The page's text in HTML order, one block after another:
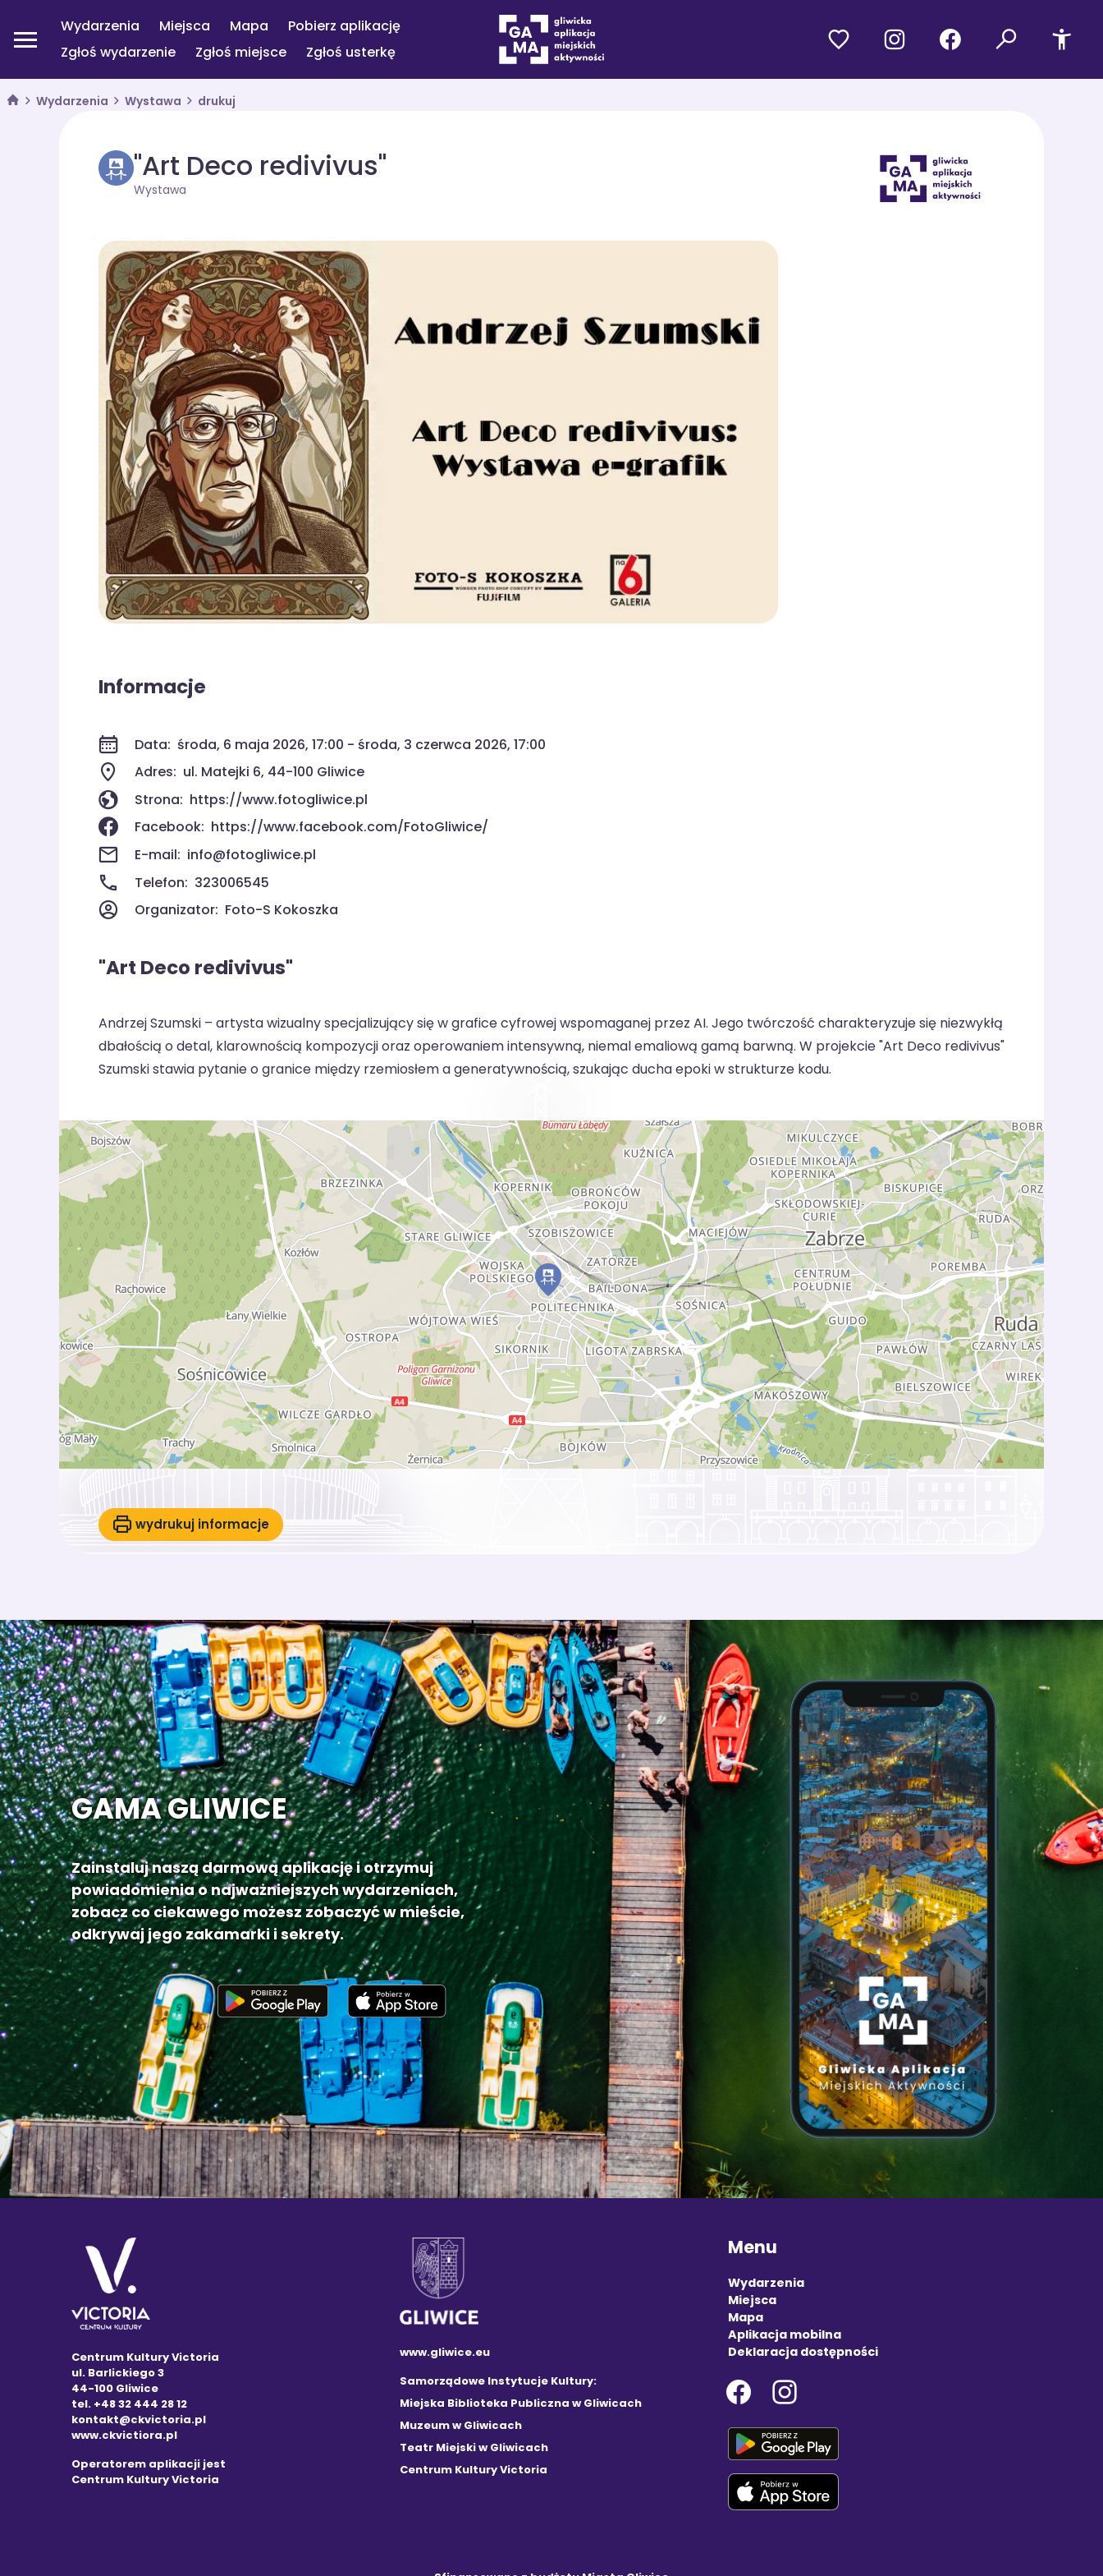
Wydarzenia Miejsca Mapa
Pobierz aplikację
Zgłoś wydarzenie
Zgłoś miejsce Zgłoś usterkę
Wydarzenia Wystawa drukuj
"Art Deco redivivus"
Wystawa
Informacje
Data: środa, 6 maja 2026, 17:00 - środa, 3 czerwca 2026, 17:00
Adres: ul. Matejki 6, 44-100 Gliwice
Strona: https://www.fotogliwice.pl
Facebook: https://www.facebook.com/FotoGliwice/
E-mail: info@fotogliwice.pl
Telefon: 323006545
Organizator: Foto-S Kokoszka
"Art Deco redivivus"
Andrzej Szumski – artysta wizualny specjalizujący się w grafice cyfrowej wspomaganej przez AI. Jego twórczość charakteryzuje się niezwykłą
dbałością o detal, klarownością kompozycji oraz operowaniem intensywną, niemal emaliową gamą barwną. W projekcie "Art Deco redivivus"
Szumski stawia pytanie o granice między rzemiosłem a generatywnością, szukając ducha epoki w strukturze kodu.
wydrukuj informacje
GAMA GLIWICE
Zainstaluj naszą darmową aplikację i otrzymuj
powiadomienia o najważniejszych wydarzeniach,
zobacz co ciekawego możesz zobaczyć w mieście,
odkrywaj jego zakamarki i sekrety.
Centrum Kultury Victoria
ul. Barlickiego 3
44-100 Gliwice
tel. +48 32 444 28 12
kontakt@ckvictoria.pl
www.ckvictiora.pl
Operatorem aplikacji jest
Centrum Kultury Victoria
www.gliwice.eu
Samorządowe Instytucje Kultury:
Miejska Biblioteka Publiczna w Gliwicach
Muzeum w Gliwicach
Teatr Miejski w Gliwicach
Centrum Kultury Victoria
Menu
Wydarzenia
Miejsca
Mapa
Aplikacja mobilna
Deklaracja dostępności